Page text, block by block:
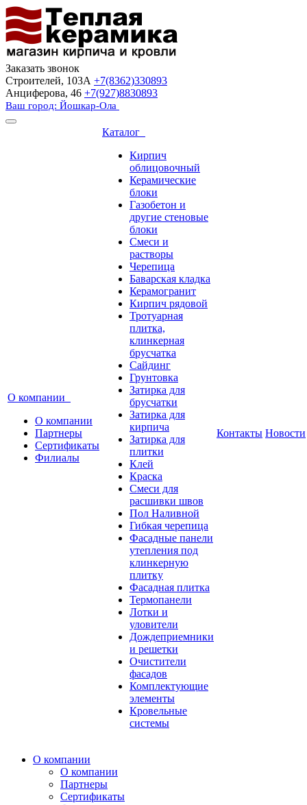
Заказать звонок
Строителей, 103А +7(8362)330893
Анциферова, 46 +7(927)8830893
Ваш город: Йошкар-Ола
О компании
О компании
Партнеры
Сертификаты
Филиалы
Каталог
Кирпич
облицовочный
Керамические
блоки
Газобетон и
другие стеновые
блоки
Смеси и
растворы
Черепица
Баварская кладка
Керамогранит
Кирпич рядовой
Тротуарная
плитка,
клинкерная
брусчатка
Сайдинг
Грунтовка
Затирка для
брусчатки
Затирка для
кирпича
Затирка для
плитки
Клей
Краска
Смеси для
расшивки швов
Пол Наливной
Гибкая черепица
Фасадные панели
утепления под
клинкерную
плитку
Фасадная плитка
Термопанели
Лотки и
уловители
Дождеприемники
и решетки
Очистители
фасадов
Комплектующие
элементы
Кровельные
системы
Контакты Новости
О компании
О компании
Партнеры
Сертификаты